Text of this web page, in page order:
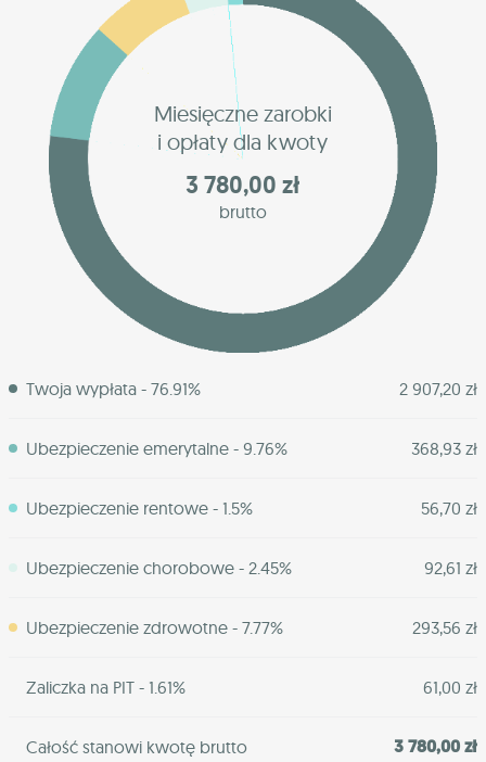
Miesięczne zarobki
i opłaty dla kwoty
3 780,00 zł
brutto
Twoja wypłata - 76.91% 2 907,20 zł
Ubezpieczenie emerytalne - 9.76% 368,93 zł
Ubezpieczenie rentowe - 1.5% 56,70 zł
Ubezpieczenie chorobowe - 2.45% 92,61 zł
Ubezpieczenie zdrowotne - 7.77% 293,56 zł
Zaliczka na PIT - 1.61% 61,00 zł
Całość stanowi kwotę brutto 3 780,00 zł